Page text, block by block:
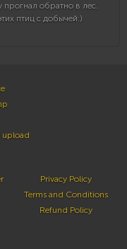
прогнал обратно в лес.
птиц с добычей:)
upload
Privacy Policy
Terms and Conditions
Refund Policy